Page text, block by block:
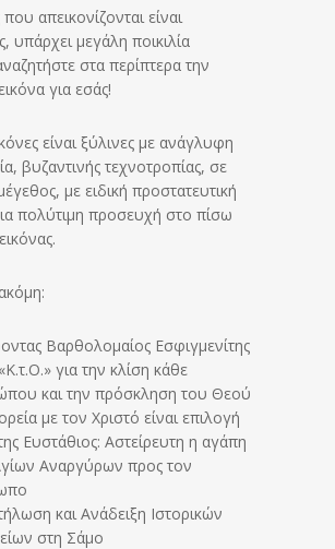
που απεικονίζονται είναι
υπάρχει μεγάλη ποικιλία
στα περίπτερα την
για εσάς!
είναι ξύλινες με ανάγλυφη
βυζαντινής τεχνοτροπίας, σε
με ειδική προστατευτική
πολύτιμη προσευχή στο πίσω
Βαρθολομαίος Εσφιγμενίτης
για την κλίση κάθε
και την πρόσκληση του Θεού
με τον Χριστό είναι επιλογή
Ευστάθιος: Αστείρευτη η αγάπη
Αναργύρων προς τον
και Ανάδειξη Ιστορικών
στη Σάμο